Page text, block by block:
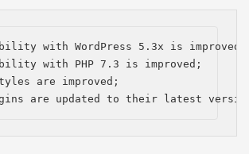
with WordPress 5.3x is
with PHP 7.3 is improved;
are improved;
are updated to their latest